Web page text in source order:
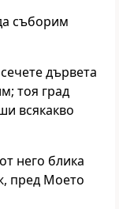
съборим
дървета
тоя град
всякакво
него блика
пред Моето